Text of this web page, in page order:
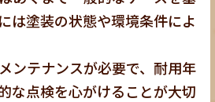
は塗装の状態や環境条件によ
ンテナンスが必要で、耐用年
な点検を心がけることが大切